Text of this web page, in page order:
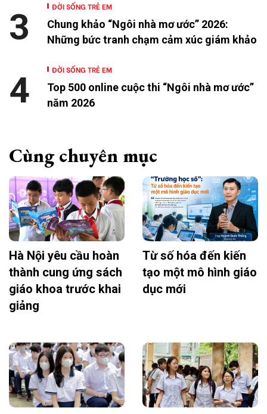
ĐỜI SỐNG TRẺ EM
Chung khảo “Ngôi nhà mơ ước” 2026:
Những bức tranh chạm cảm xúc giám khảo
3
ĐỜI SỐNG TRẺ EM
Top 500 online cuộc thi “Ngôi nhà mơ ước”
năm 2026
4
Cùng chuyên mục
Hà Nội yêu cầu hoàn
thành cung ứng sách
giáo khoa trước khai
giảng
Từ số hóa đến kiến
tạo một mô hình giáo
dục mới